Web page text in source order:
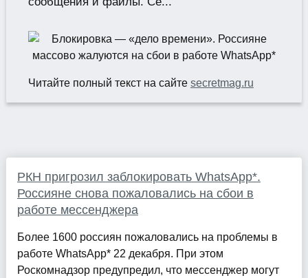
Читайте полный текст на сайте secretmag.ru
РКН пригрозил заблокировать WhatsApp*.
Россияне снова пожаловались на сбои в
работе мессенджера
Более 1600 россиян пожаловались на проблемы в
работе WhatsApp* 22 декабря. При этом
Роскомнадзор предупредил, что мессенджер могут